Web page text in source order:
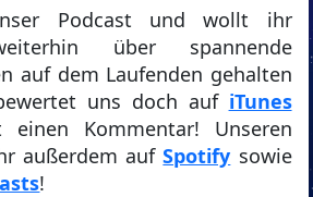
Podcast und wollt ihr
über spannende
auf dem Laufenden gehalten
uns doch auf iTunes
einen Kommentar! Unseren
außerdem aufSpotify sowie
!